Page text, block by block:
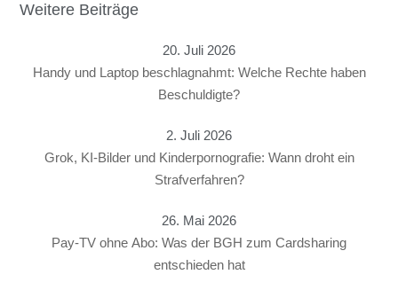
Weitere Beiträge
20. Juli 2026
Handy und Laptop beschlagnahmt: Welche Rechte haben
Beschuldigte?
2. Juli 2026
Grok, KI-Bilder und Kinderpornografie: Wann droht ein
Strafverfahren?
26. Mai 2026
Pay-TV ohne Abo: Was der BGH zum Cardsharing
entschieden hat